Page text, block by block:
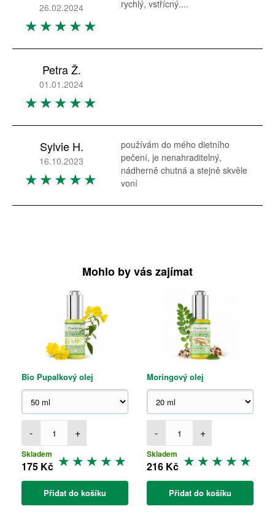
26.02.2024 rychlý, vstřícný....
Petra Ž.
01.01.2024
Sylvie H.
16.10.2023
používám do mého dietního
pečení, je nenahraditelný,
nádherně chutná a stejně skvěle
voní
Mohlo by vás zajímat
Bio Pupalkový olej
- +
Skladem
175 Kč
Přidat do košíku
Moringový olej
- +
Skladem
216 Kč
Přidat do košíku